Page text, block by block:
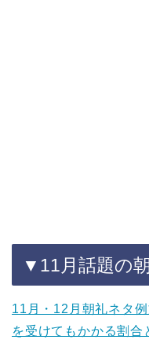
▼11月話題の
11月・12月朝礼ネタ
を受けてもかかる割合